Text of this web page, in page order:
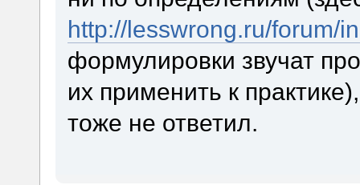
http://lesswrong.ru/forum/
формулировки звучат
их применить к
тоже не ответил.